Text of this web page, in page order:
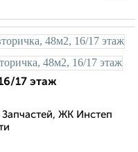
17 этаж
ЖК Инстеп